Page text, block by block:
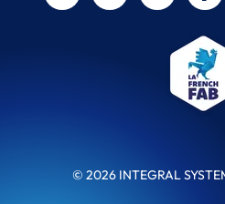
© 2026 INTEGRAL